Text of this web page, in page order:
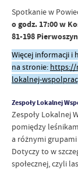
Spotkanie w
o godz. 17:00 w
81-198
Więcej informacji i
na stronie: https://
lokalnej-
Zespoły Lokalnej
Zespoły Lokalnej
pomiędzy
a różnymi
Dotyczy to w
społecznej, czyli